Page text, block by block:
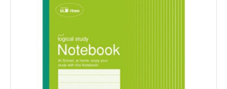
ロジカルスタディノート